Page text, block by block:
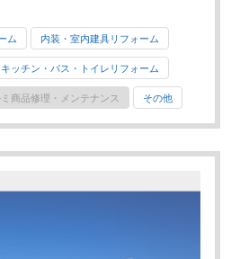
ム 内装・室内建具リフォーム
キッチン・バス・トイレリフォーム
商品修理・メンテナンス その他